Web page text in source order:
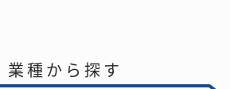
業種から探す